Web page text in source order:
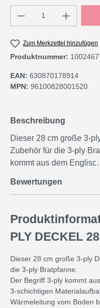
Produkt Anzahl:
Zum Merkzettel hinzufügen
Produktnummer:
EAN: 630870178914
MPN: 96100828001520
Beschreibung
Dieser 28 cm große 3-
Zubehör für die 3-ply
kommt aus dem
Bewertungen
PLY DECKEL
Dieser 28 cm große 3-ply
die 3-ply Bratpfanne.
Der Begriff 3-ply kommt
3-schichtigen
Wärmeleitung vom Boden